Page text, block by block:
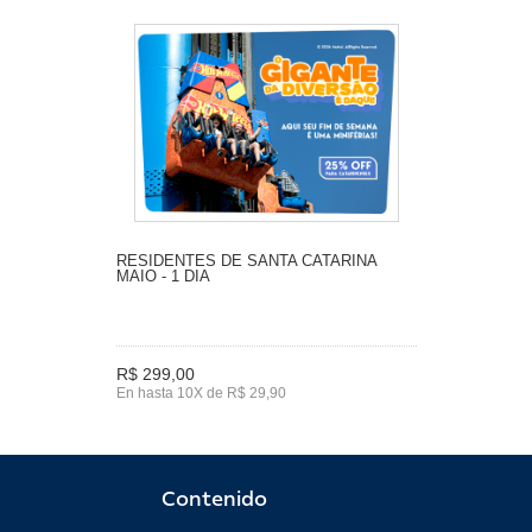
RESIDENTES DE SANTA CATARINA
MAIO - 1 DIA
R$ 299,00
En hasta 10X de R$ 29,90
Contenido